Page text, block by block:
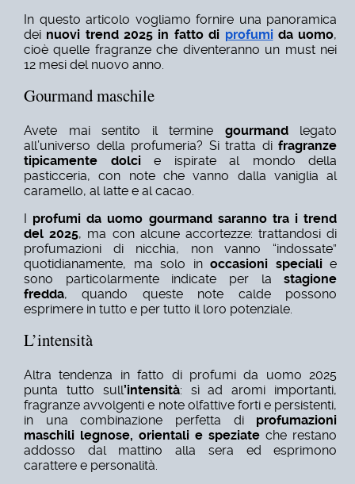
In questo articolo vogliamo fornire una panoramica
dei nuovi trend 2025 in fatto di profumida uomo,
cioè quelle fragranze che diventeranno un must nei
12 mesi del nuovo anno.
Gourmand maschile
Avete mai sentito il termine gourmandlegato
all’universo della profumeria? Si tratta difragranze
tipicamente dolcie ispirate al mondo della
pasticceria, con note che vanno dalla vaniglia al
caramello, al latte e al cacao.
I profumi da uomo gourmand saranno tra i trend
del 2025, ma con alcune accortezze: trattandosi di
profumazioni di nicchia, non vanno “indossate”
quotidianamente, ma solo inoccasioni specialie
sono particolarmente indicate per lastagione
fredda, quando queste note calde possono
esprimere in tutto e per tutto il loro potenziale.
L’intensità
Altra tendenza in fatto di profumi da uomo 2025
punta tutto sull’intensità: sì ad aromi importanti,
fragranze avvolgenti e note olfattive forti e persistenti,
in una combinazione perfetta di profumazioni
maschili legnose, orientali e speziate che restano
addosso dal mattino alla sera ed esprimono
carattere e personalità.